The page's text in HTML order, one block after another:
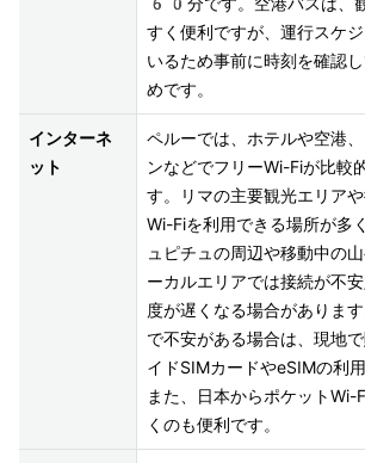
60分です。空港バスは、
すく便利ですが、運行スケ
いるため事前に時刻を確認
インターネ
ット
ペルーでは、ホテルや空港
ンなどでフリーWi-Fiが比較
す。リマの主要観光エリア
Wi-Fiを利用できる場所が多
ュピチュの周辺や移動中の
ーカルエリアでは接続が不
度が遅くなる場合がありま
で不安がある場合は、現地
イドSIMカードやeSIMの利
また、日本からポケットWi-
くのも便利です。